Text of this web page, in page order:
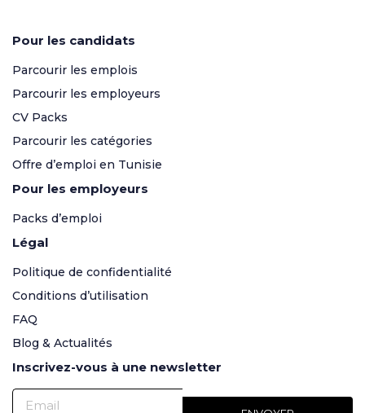
Pour les candidats
Parcourir les emplois
Parcourir les employeurs
CV Packs
Parcourir les catégories
Offre d’emploi en Tunisie
Pour les employeurs
Packs d’emploi
Légal
Politique de confidentialité
Conditions d’utilisation
FAQ
Blog & Actualités
Inscrivez-vous à une newsletter